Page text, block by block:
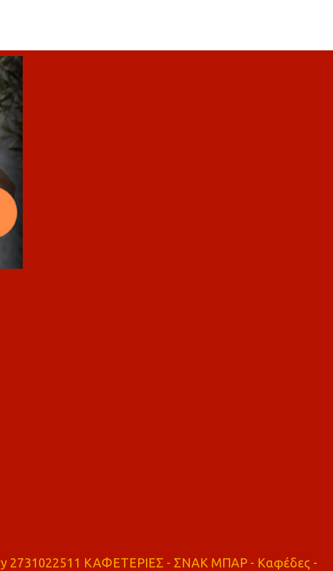
2731022511 ΚΑΦΕΤΕΡΙΕΣ - ΣΝΑΚ ΜΠΑΡ - Καφέδες -